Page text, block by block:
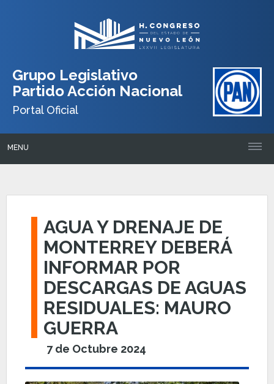
Grupo Legislativo
Partido Acción Nacional
Portal Oficial
MENU
AGUA Y DRENAJE DE
MONTERREY DEBERÁ
INFORMAR POR
DESCARGAS DE AGUAS
RESIDUALES: MAURO
GUERRA
7 de Octubre 2024